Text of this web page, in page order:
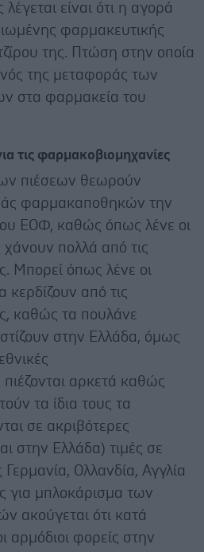
είναι ότι η αγορά
φαρμακευτικής
της. Πτώση στην οποία
της μεταφοράς των
στα φαρμακεία του
τις φαρμακοβιομηχανίες
πιέσεων θεωρούν
φαρμακαποθηκών την
ΕΟΦ, καθώς όπως λένε οι
πολλά από τις
Μπορεί όπως λένε οι
κερδίζουν από τις
καθώς τα πουλάνε
στην Ελλάδα, όμως
αρκετά καθώς
τα ίδια τους τα
σε ακριβότερες
στην Ελλάδα) τιμές σε
Ολλανδία, Αγγλία
για μπλοκάρισμα των
ακούγεται ότι κατά
αρμόδιοι φορείς στην